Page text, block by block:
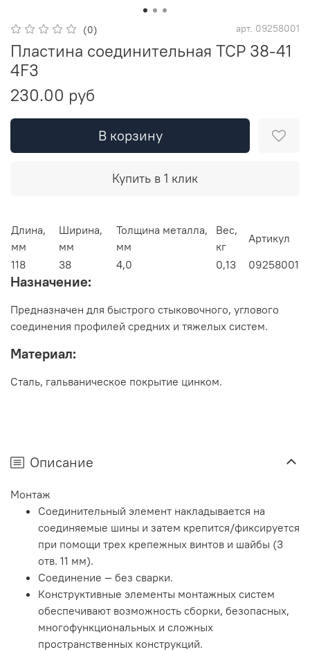
(0) арт. 09258001
Пластина соединительная TCP 38-41
4F3
230.00 руб
В корзину
Купить в 1 клик
Длина,
мм
Ширина,
мм
Толщина металла,
мм
Вес,
кг
Артикул
118
38 4,0 0,13 09258001
Назначение:
Предназначен для быстрого стыковочного, углового
соединения профилей средних и тяжелых систем.
Материал:
Сталь, гальваническое покрытие цинком.
Описание
Монтаж
Соединительный элемент накладывается на
соединяемые шины и затем крепится/фиксируется
при помощи трех крепежных винтов и шайбы (3
отв. 11 мм).
Соединение — без сварки.
Конструктивные элементы монтажных систем
обеспечивают возможность сборки, безопасных,
многофункциональных и сложных
пространственных конструкций.